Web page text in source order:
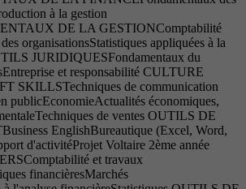
à la gestion
DE LA GESTIONComptabilité
organisationsStatistiques appliquées à la
JURIDIQUESFondamentaux du
et responsabilité CULTURE
SKILLSTechniques de communication
publicEconomieActualités économiques,
de ventes OUTILS DE
EnglishBureautique (Excel, Word,
d'activitéProjet Voltaire 2ème année
et travaux
financièresMarchés